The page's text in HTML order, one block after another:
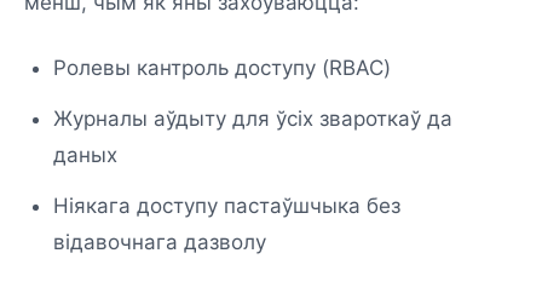
Ролевы кантроль доступу (RBAC)
Журналы аўдыту для ўсіх звароткаў да
даных
Ніякага доступу пастаўшчыка без
відавочнага дазволу